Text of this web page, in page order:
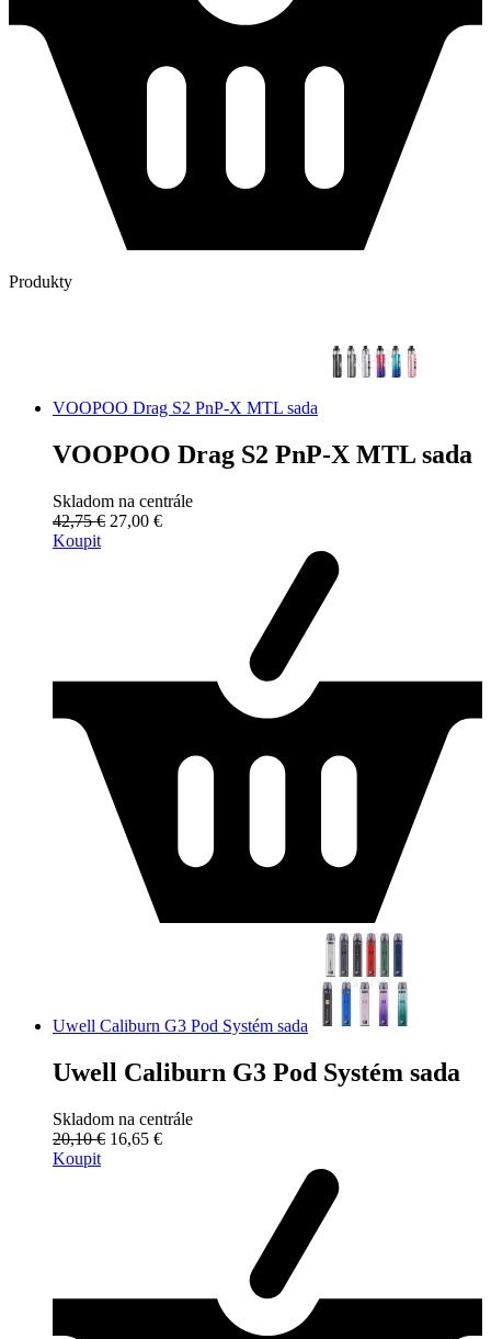
Produkty
VOOPOO Drag S2 PnP-X MTL sada
VOOPOO Drag S2 PnP-X MTL sada
Skladom na centrále
42,75 € 27,00 €
Koupit
Uwell Caliburn G3 Pod Systém sada
Uwell Caliburn G3 Pod Systém sada
Skladom na centrále
20,10 € 16,65 €
Koupit